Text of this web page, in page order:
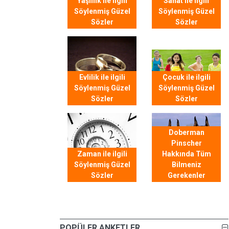
Söylenmiş Güzel
Sözler
Söylenmiş Güzel
Sözler
Evlilik ile ilgili
Söylenmiş Güzel
Sözler
Çocuk ile ilgili
Söylenmiş Güzel
Sözler
Zaman ile ilgili
Söylenmiş Güzel
Sözler
Doberman
Pinscher
Hakkında Tüm
Bilmeniz
Gerekenler